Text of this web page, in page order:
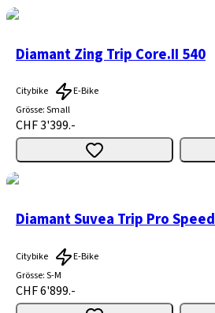
Diamant Zing Trip Core.II 540
Citybike
E-Bike
Grösse:Small
CHF 3'399.-
Diamant Suvea Trip Pro Speed
Citybike
E-Bike
Grösse:S-M
CHF 6'899.-